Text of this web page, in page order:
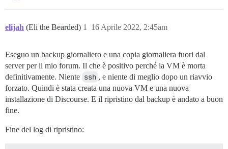
elijah (Eli the Bearded) 16 Aprile 2022, 2:45am
1
Eseguo un backup giornaliero e una copia giornaliera fuori dal
server per il mio forum. Il che è positivo perché la VM è morta
definitivamente. Niente ssh , e niente di meglio dopo un riavvio
forzato. Quindi è stata creata una nuova VM e una nuova
installazione di Discourse. E il ripristino dal backup è andato a buon
fine.
Fine del log di ripristino: